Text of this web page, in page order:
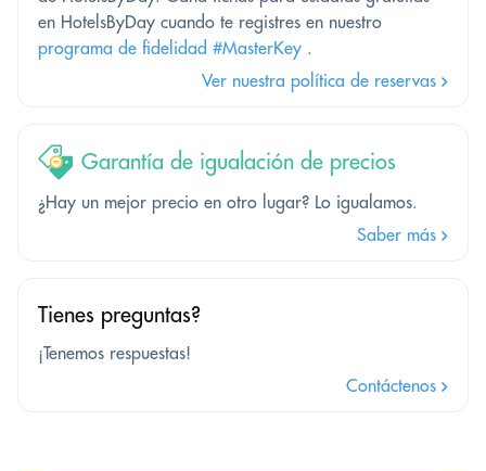
en HotelsByDay cuando te registres en nuestro
programa de fidelidad #MasterKey .
Ver nuestra política de reservas
Garantía de igualación de precios
¿Hay un mejor precio en otro lugar? Lo igualamos.
Saber más
Tienes preguntas?
¡Tenemos respuestas!
Contáctenos